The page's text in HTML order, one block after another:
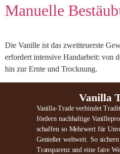
Manuelle
Die Vanille ist das zweitteuerste
erfordert intensive Handarbeit: von
hin zur Ernte und Trocknung.
Vanilla
Vanilla-Trade verbindet
fördern nachhaltige
schaffen so Mehrwert für
Genießer weltweit. So
Transparenz und eine faire